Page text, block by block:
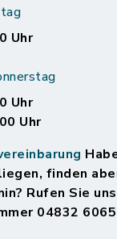
Uhr
Uhr
Uhr
finden
Rufen Sie
04832 6065